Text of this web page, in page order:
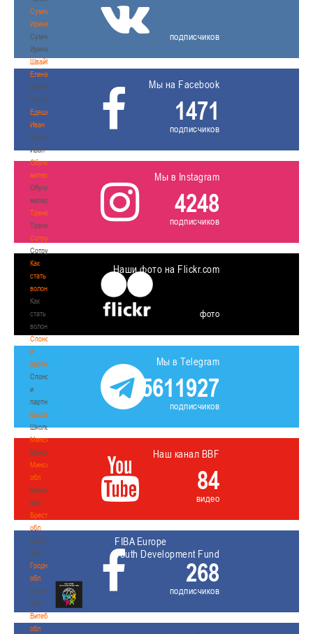
Сумникова
Ирина
Сумникова
Ирина
Швайбович
Елена
Швайбович
Елена
Едешко
Иван
Едешко
Иван
Обучающие
материалы
Обучающие
материалы
Тренерам
Тренерам
Сотрудничество
Сотрудничество
Как
стать
волонтером
Как
стать
волонтером
Спонсоры
и
партнеры
Спонсоры
и
партнеры
Школы
Школы
Минск
Минск
Минская
обл
Минская
обл
Брестская
обл
Брестская
обл
Гродненская
обл
Гродненская
обл
Витебская
обл
подписчиков
Мы на Facebook
1471
подписчиков
Мы в Instagram
4248
подписчиков
Наши фото на Flickr.com
фото
Мы в Telegram
5611927
подписчиков
Наш канал BBF
84
видео
FIBA Europe
Youth Development Fund
268
подписчиков